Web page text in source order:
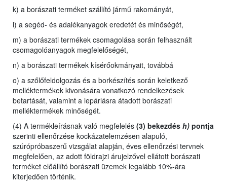
k) a borászati terméket szállító jármű rakományát,
l) a segéd- és adalékanyagok eredetét és minőségét,
m) a borászati termékek csomagolása során felhasznált
csomagolóanyagok megfelelőségét,
n) a borászati termékek kísérőokmányait, továbbá
o) a szőlőfeldolgozás és a borkészítés során keletkező
melléktermékek kivonására vonatkozó rendelkezések
betartását, valamint a lepárlásra átadott borászati
melléktermékek minőségét.
(4) A termékleírásnak való megfelelés (3) bekezdés h) pontja
szerinti ellenőrzése kockázatelemzésen alapuló,
szúrópróbaszerű vizsgálat alapján, éves ellenőrzési tervnek
megfelelően, az adott földrajzi árujelzővel ellátott borászati
terméket előállító borászati üzemek legalább 10%-ára
kiterjedően történik.